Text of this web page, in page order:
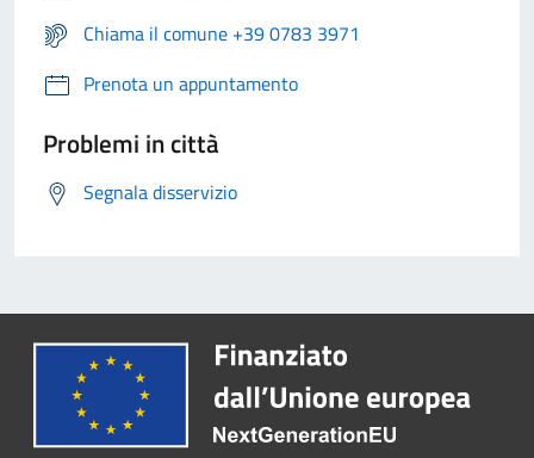
Chiama il comune +39 0783 3971
Prenota un appuntamento
Problemi in città
Segnala disservizio